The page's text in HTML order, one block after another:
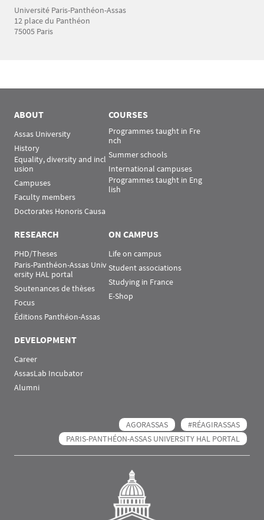
Université Paris-Panthéon-Assas
12 place du Panthéon
75005 Paris
ABOUT
Assas University
History
Equality, diversity and incl
usion
Campuses
Faculty members
Doctorates Honoris Causa
COURSES
Programmes taught in Fre
nch
Summer schools
International campuses
Programmes taught in Eng
lish
RESEARCH
PHD/Theses
Paris-Panthéon-Assas Univ
ersity HAL portal
Soutenances de thèses
Focus
Éditions Panthéon-Assas
ON CAMPUS
Life on campus
Student associations
Studying in France
E-Shop
DEVELOPMENT
Career
AssasLab Incubator
Alumni
AGORASSAS
#RÉAGIRASSAS
PARIS-PANTHÉON-ASSAS UNIVERSITY HAL PORTAL